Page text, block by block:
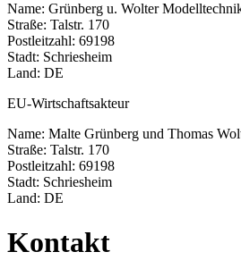
Name: Grünberg u. Wolter
Straße: Talstr. 170
Postleitzahl: 69198
Stadt: Schriesheim
Land: DE
EU-Wirtschaftsakteur
Name: Malte Grünberg und Thomas
Straße: Talstr. 170
Postleitzahl: 69198
Stadt: Schriesheim
Land: DE
Kontakt